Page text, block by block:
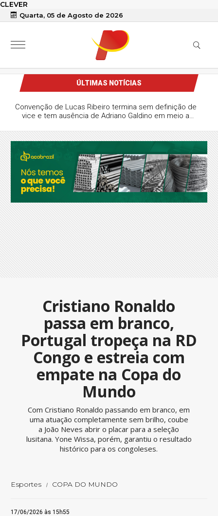
CLEVER
Quarta, 05 de Agosto de 2026
ÚLTIMAS NOTÍCIAS
Convenção de Lucas Ribeiro termina sem definição de
vice e tem ausência de Adriano Galdino em meio a
Cristiano Ronaldo
passa em branco,
Portugal tropeça na RD
Congo e estreia com
empate na Copa do
Mundo
Com Cristiano Ronaldo passando em branco, em
uma atuação completamente sem brilho, coube
a João Neves abrir o placar para a seleção
lusitana. Yone Wissa, porém, garantiu o resultado
histórico para os congoleses.
Esportes COPA DO MUNDO
17/06/2026 às 15h55